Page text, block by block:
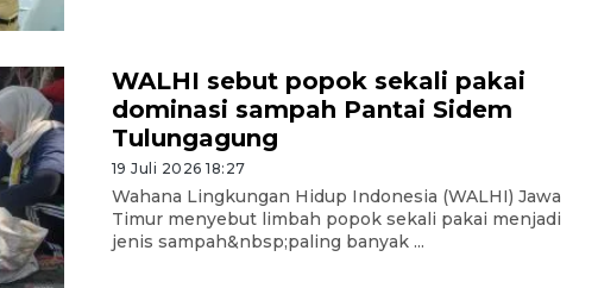
WALHI sebut popok sekali pakai
dominasi sampah Pantai Sidem
Tulungagung
19 Juli 2026 18:27
Wahana Lingkungan Hidup Indonesia (WALHI) Jawa
Timur menyebut limbah popok sekali pakai menjadi
jenis sampah&nbsp;paling banyak ...